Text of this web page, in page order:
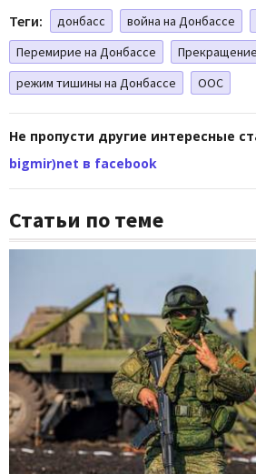
Теги: донбасс война на Донбассе
Перемирие на Донбассе
режим тишины на Донбассе
ООС
Не пропусти другие интересные
bigmir)net в facebook
Статьи по теме